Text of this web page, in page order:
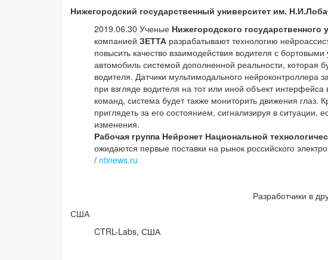
Нижегородский государственный университет им.
2019.06.30 Ученые Нижегородского
компанией ЗЕТТА разрабатывают технологию
повысить качество взаимодействия водителя с
автомобиль системой дополненной реальности,
водителя. Датчики мультимодального нейроконтроллера
при взгляде водителя на тот или иной объект
команд, система будет также мониторить движения
приглядеть за его состоянием, сигнализируя в
изменения.
Рабочая группа Нейронет Национальной
ожидаются первые поставки на рынок российского
/ ntinews.ru
Разработчики в
США
CTRL-Labs, США